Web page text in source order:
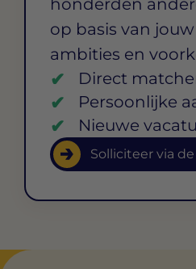
op basis van jouw
ambities en
Direct
Persoonlijke
Nieuwe
Solliciteer via